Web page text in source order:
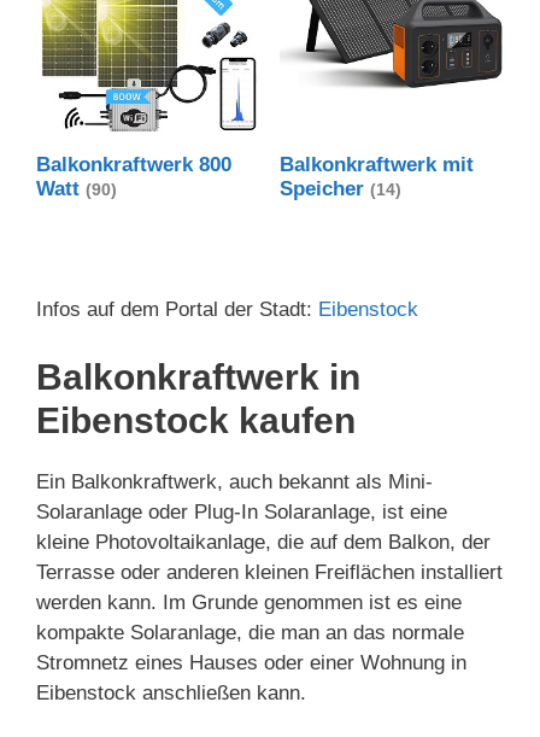
Balkonkraftwerk 800
Watt (90)
Balkonkraftwerk mit
Speicher (14)
Infos auf dem Portal der Stadt: Eibenstock
Balkonkraftwerk in
Eibenstock kaufen
Ein Balkonkraftwerk, auch bekannt als Mini-
Solaranlage oder Plug-In Solaranlage, ist eine
kleine Photovoltaikanlage, die auf dem Balkon, der
Terrasse oder anderen kleinen Freiflächen installiert
werden kann. Im Grunde genommen ist es eine
kompakte Solaranlage, die man an das normale
Stromnetz eines Hauses oder einer Wohnung in
Eibenstock anschließen kann.